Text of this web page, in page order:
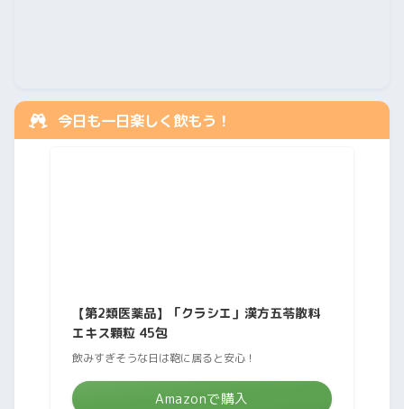
今日も一日楽しく飲もう！
【第2類医薬品】「クラシエ」漢方五苓散料
エキス顆粒 45包
飲みすぎそうな日は鞄に居ると安心！
Amazonで購入